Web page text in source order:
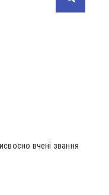
вчені звання